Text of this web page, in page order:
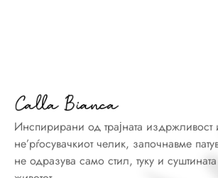
Инспирирани од трајната издржливост
не’рѓосувачкиот челик, започнавме
не одразува само стил, туку и